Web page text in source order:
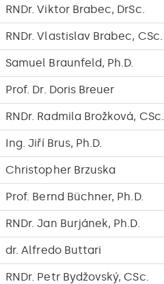
RNDr. Viktor Brabec, DrSc.
RNDr. Vlastislav Brabec, CSc.
Samuel Braunfeld, Ph.D.
Prof. Dr. Doris Breuer
RNDr. Radmila Brožková, CSc.
Ing. Jiří Brus, Ph.D.
Christopher Brzuska
Prof. Bernd Büchner, Ph.D.
RNDr. Jan Burjánek, Ph.D.
dr. Alfredo Buttari
RNDr. Petr Bydžovský, CSc.